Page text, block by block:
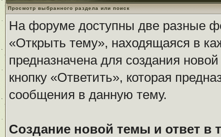
Просмотр выбранного раздела или поиск
На форуме доступны две разные
«Открыть тему», находящаяся в
предназначена для создания
кнопку «Ответить», которая
сообщения в данную тему.
Создание новой темы и ответ в